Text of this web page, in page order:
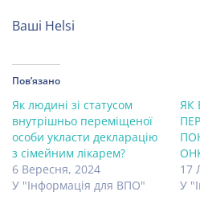
Ваші Helsi
Пов’язано
Як людині зі статусом
внутрішньо переміщеної
особи укласти декларацію
з сімейним лікарем?
6 Вересня, 2024
У "Інформація для ВПО"
ЯК
17
У